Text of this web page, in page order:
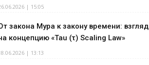
| 15:05
закона Мура к закону времени: взгляд
концепцию «Tau (τ) Scaling Law»
| 13:13